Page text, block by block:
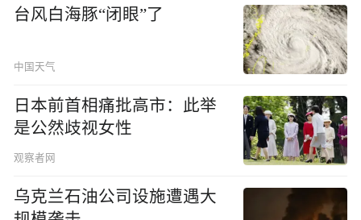
台风白海豚“闭眼”了
中国天气
日本前首相痛批高市：此举
是公然歧视女性
观察者网
乌克兰石油公司设施遭遇大